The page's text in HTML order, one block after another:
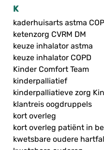
K
kaderhuisarts astma
ketenzorg CVRM DM
keuze inhalator astma
keuze inhalator COPD
Kinder Comfort Team
kinderpalliatief
kinderpalliatieve zorg
klantreis oogdruppels
kort overleg
kort overleg patiënt in
kwetsbare oudere